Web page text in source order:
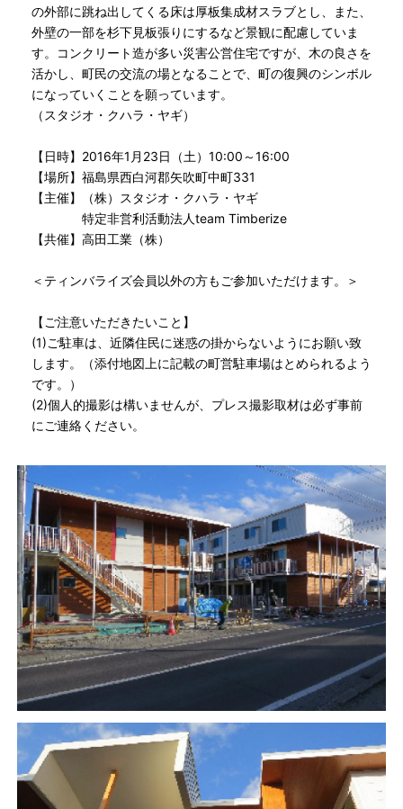
の外部に跳ね出してくる床は厚板集成材スラブとし、また、
外壁の一部を杉下見板張りにするなど景観に配慮していま
す。コンクリート造が多い災害公営住宅ですが、木の良さを
活かし、町民の交流の場となることで、町の復興のシンボル
になっていくことを願っています。
（スタジオ・クハラ・ヤギ）
【日時】2016年1月23日（土）10:00～16:00
【場所】福島県西白河郡矢吹町中町331
【主催】（株）スタジオ・クハラ・ヤギ
特定非営利活動法人team Timberize
【共催】高田工業（株）
＜ティンバライズ会員以外の方もご参加いただけます。＞
【ご注意いただきたいこと】
(1)ご駐車は、近隣住民に迷惑の掛からないようにお願い致
します。（添付地図上に記載の町営駐車場はとめられるよう
です。）
(2)個人的撮影は構いませんが、プレス撮影取材は必ず事前
にご連絡ください。